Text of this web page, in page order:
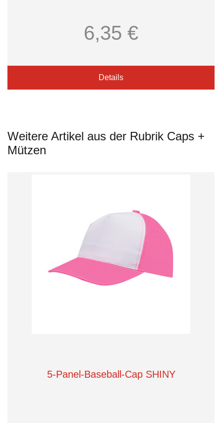
6,35 €
Details
Weitere Artikel aus der Rubrik Caps +
Mützen
5-Panel-Baseball-Cap SHINY